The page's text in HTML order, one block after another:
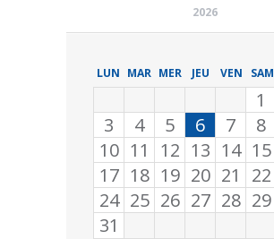
2026
LUN MAR MER JEU VEN SAM
1
3
4 5 6 7 8
10 11 12 13 14 15
17 18 19 20 21 22
24 25 26 27 28 29
31